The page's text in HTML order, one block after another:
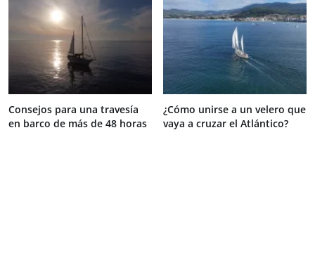
Consejos para una travesía
en barco de más de 48 horas
¿Cómo unirse a un velero que
vaya a cruzar el Atlántico?